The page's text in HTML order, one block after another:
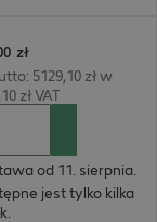
zł
5129,10 zł w
zł VAT
od 11. sierpnia.
jest tylko kilka